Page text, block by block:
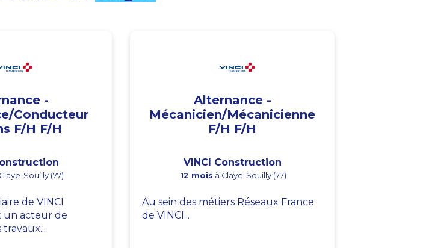
-
Conducteur
F/H F/H
Souilly (77)
de VINCI
un acteur de
Alternance -
Mécanicien/Mécanicienne
F/H F/H
VINCI Construction
12 mois à Claye-Souilly (77)
Au sein des métiers Réseaux France
de VINCI...